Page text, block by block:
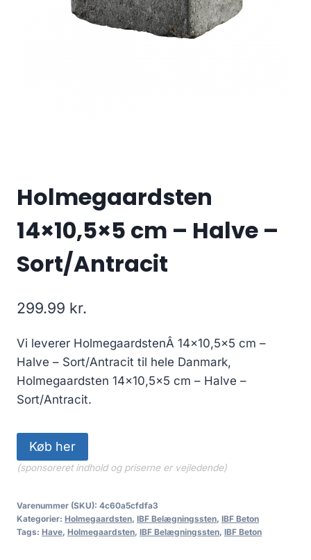
Holmegaardsten
14×10,5×5 cm – Halve –
Sort/Antracit
299.99 kr.
Vi leverer HolmegaardstenÂ 14×10,5×5 cm –
Halve – Sort/Antracit til hele Danmark,
Holmegaardsten 14×10,5×5 cm – Halve –
Sort/Antracit.
Køb her
(sponsoreret indhold og priserne er vejledende)
Varenummer (SKU): 4c60a5cfdfa3
Kategorier: Holmegaardsten, IBF Belægningssten, IBF Beton
Tags: Have, Holmegaardsten, IBF Belægningssten, IBF Beton